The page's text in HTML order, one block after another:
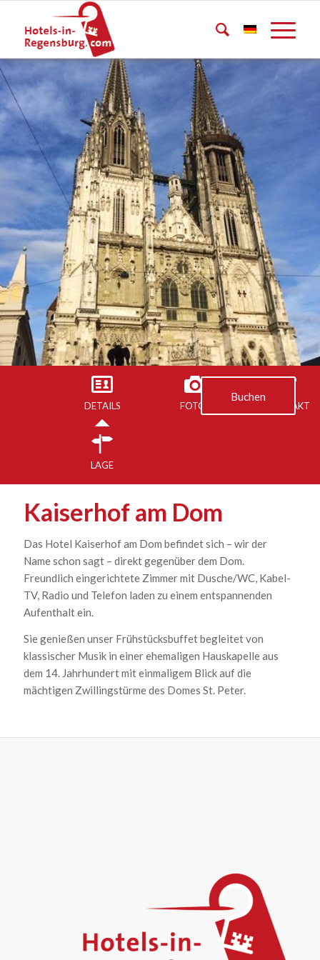
Buchen
DETAILS FOTOS KONTAKT
LAGE
Kaiserhof am Dom
Das Hotel Kaiserhof am Dom befindet sich – wir der
Name schon sagt – direkt gegenüber dem Dom.
Freundlich eingerichtete Zimmer mit Dusche/WC, Kabel-
TV, Radio und Telefon laden zu einem entspannenden
Aufenthalt ein.
Sie genießen unser Frühstücksbuffet begleitet von
klassischer Musik in einer ehemaligen Hauskapelle aus
dem 14. Jahrhundert mit einmaligem Blick auf die
mächtigen Zwillingstürme des Domes St. Peter.